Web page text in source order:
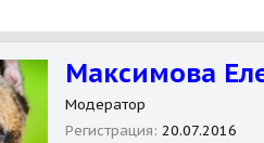
Максимова
Модератор
Регистрация 20.07.2016